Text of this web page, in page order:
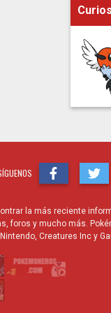
la más reciente
foros y mucho más.
Creatures Inc y